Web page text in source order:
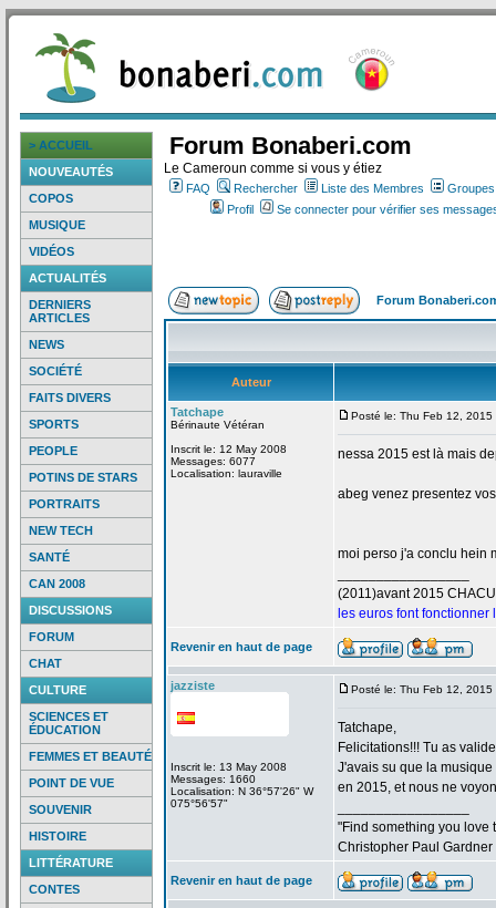
> ACCUEIL
NOUVEAUTÉS
COPOS
MUSIQUE
VIDÉOS
ACTUALITÉS
DERNIERS
ARTICLES
NEWS
SOCIÉTÉ
FAITS DIVERS
SPORTS
PEOPLE
POTINS DE STARS
PORTRAITS
NEW TECH
SANTÉ
CAN 2008
DISCUSSIONS
FORUM
CHAT
CULTURE
SCIENCES ET
ÉDUCATION
FEMMES ET BEAUTÉ
POINT DE VUE
SOUVENIR
HISTOIRE
LITTÉRATURE
CONTES
Forum Bonaberi.com
Le Cameroun comme si vous y étiez
FAQ Rechercher Liste des Membres
Profil
Se connecter pour vérifier ses
Forum
Auteur
Tatchape
Bérinaute Vétéran
Inscrit le: 12 May 2008
Messages: 6077
Localisation: lauraville
Posté le: Thu Feb 12, 2015
nessa 2015 est là mais
abeg venez presentez
moi perso j'a conclu hein
(2011)avant 2015
les euros font fonctionner
Revenir en haut de page
jazziste
Inscrit le: 13 May 2008
Messages: 1660
Localisation: N 36°57'26" W
075°56'57"
Posté le: Thu Feb 12, 2015
Tatchape,
Felicitations!!! Tu as
J'avais su que la musique
en 2015, et nous ne
"Find something you love
Christopher Paul Gardner
Revenir en haut de page